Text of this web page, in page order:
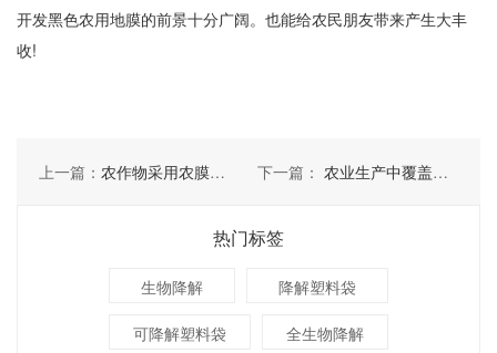
开发黑色农用地膜的前景十分广阔。也能给农民朋友带来产生大丰
收!
上一篇： 农作物采用农膜的好处有几点 下一篇： 农业生产中覆盖地膜的好处有哪些
热门标签
生物降解 降解塑料袋
可降解塑料袋 全生物降解